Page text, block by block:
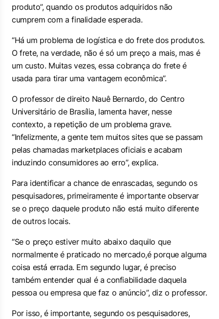
produto”, quando os produtos adquiridos não
cumprem com a finalidade esperada.
“Há um problema de logística e do frete dos produtos.
O frete, na verdade, não é só um preço a mais, mas é
um custo. Muitas vezes, essa cobrança do frete é
usada para tirar uma vantagem econômica”.
O professor de direito Nauê Bernardo, do Centro
Universitário de Brasília, lamenta haver, nesse
contexto, a repetição de um problema grave.
“Infelizmente, a gente tem muitos sites que se passam
pelas chamadas marketplaces oficiais e acabam
induzindo consumidores ao erro”, explica.
Para identificar a chance de enrascadas, segundo os
pesquisadores, primeiramente é importante observar
se o preço daquele produto não está muito diferente
de outros locais.
“Se o preço estiver muito abaixo daquilo que
normalmente é praticado no mercado,é porque alguma
coisa está errada. Em segundo lugar, é preciso
também entender qual é a confiabilidade daquela
pessoa ou empresa que faz o anúncio”, diz o professor.
Por isso, é importante, segundo os pesquisadores,